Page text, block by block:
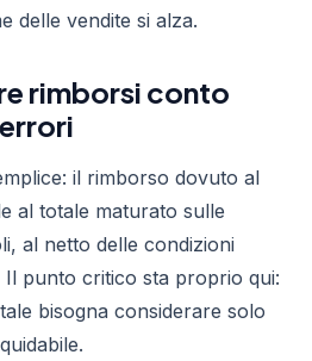
delle vendite si alza.
rimborsi conto
il rimborso dovuto al
al totale maturato sulle
al netto delle condizioni
Il punto critico sta proprio qui:
bisogna considerare solo